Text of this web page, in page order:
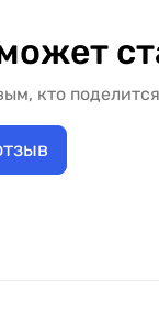
кто